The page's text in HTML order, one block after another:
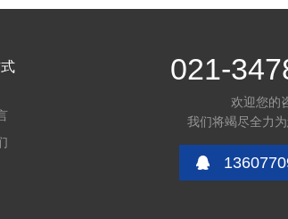
021-
欢迎您的
我们将竭尽全力